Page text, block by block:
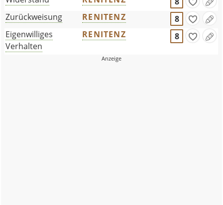
Zurückweisung
RENITENZ
8
Eigenwilliges
Verhalten
RENITENZ 8